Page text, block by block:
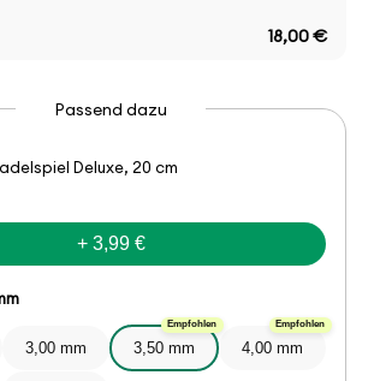
18,00 €
Passend dazu
Deluxe, 20 cm
+ 3,99 €
3,00 mm 3,50 mm
Empfohlen
4,00 mm
Empfohlen